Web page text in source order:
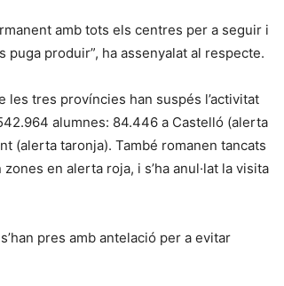
amb tots els centres per a seguir i
produir”, ha assenyalat al respecte.
les tres províncies han suspés l’activitat
alumnes: 84.446 a Castelló (alerta
(alerta taronja). També romanen tancats
en alerta roja, i s’ha anul·lat la visita
pres amb antelació per a evitar